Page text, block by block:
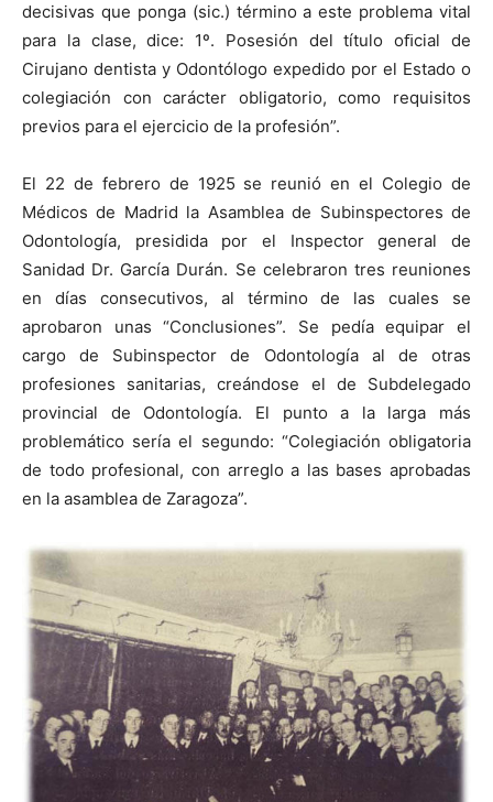
decisivas que ponga (sic.) término a este problema vital
para la clase, dice: 1º. Posesión del título oﬁcial de
Cirujano dentista y Odontólogo expedido por el Estado o
colegiación con carácter obligatorio, como requisitos
previos para el ejercicio de la profesión”.
El 22 de febrero de 1925 se reunió en el Colegio de
Médicos de Madrid la Asamblea de Subinspectores de
Odontología, presidida por el Inspector general de
Sanidad Dr. García Durán. Se celebraron tres reuniones
en días consecutivos, al término de las cuales se
aprobaron unas “Conclusiones”. Se pedía equipar el
cargo de Subinspector de Odontología al de otras
profesiones sanitarias, creándose el de Subdelegado
provincial de Odontología. El punto a la larga más
problemático sería el segundo: “Colegiación obligatoria
de todo profesional, con arreglo a las bases aprobadas
en la asamblea de Zaragoza”.